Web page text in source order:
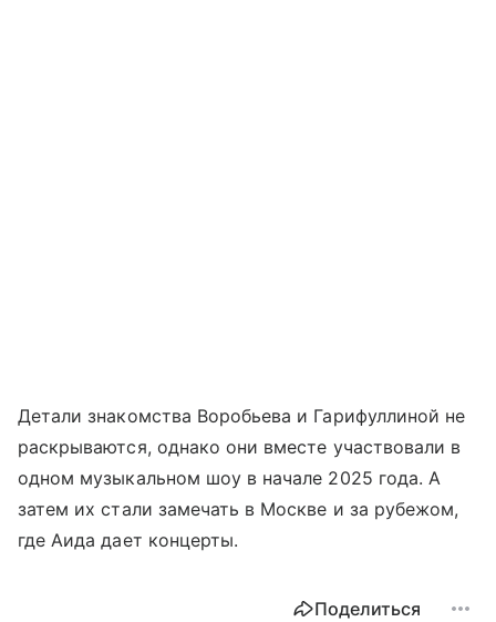
Детали знакомства Воробьева и Гарифуллиной не
раскрываются, однако они вместе участвовали в
одном музыкальном шоу в начале 2025 года. А
затем их стали замечать в Москве и за рубежом,
где Аида дает концерты.
Поделиться